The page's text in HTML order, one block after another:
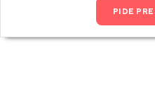
PIDE